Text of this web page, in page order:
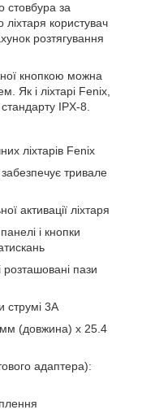
стовбура за
користувач
розтягування
кнопкою можна
Як і ліхтарі Fenix,
IPX-8.
ліхтарів Fenix
тривале
активації ліхтаря
і кнопки
пази
струмі 3А
мм (довжина) х 25.4
адаптера):